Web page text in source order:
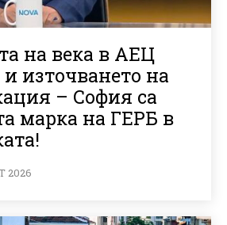
на века в АЕЦ
източването на
– София са
марка на ГЕРБ в
2026